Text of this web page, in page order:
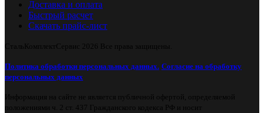
Доставка и оплата
Быстрый расчет
Скачать прайс-лист
СтальКомплектСервис 2026 Все права защищены.
Политика обработки персональных данных. Согласие на обработку
персональных данных
Информация на сайте не является публичной офертой, определяемой
положениями ч. 2 ст. 437 Гражданского кодекса РФ и носит